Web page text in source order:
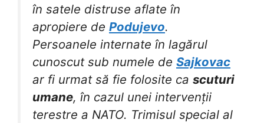
în satele distruse aflate în
apropiere de Podujevo.
Persoanele internate în lagărul
cunoscut sub numele de Sajkovac
ar fi urmat să fie folosite ca scuturi
umane, în cazul unei intervenții
terestre a NATO. Trimisul special al